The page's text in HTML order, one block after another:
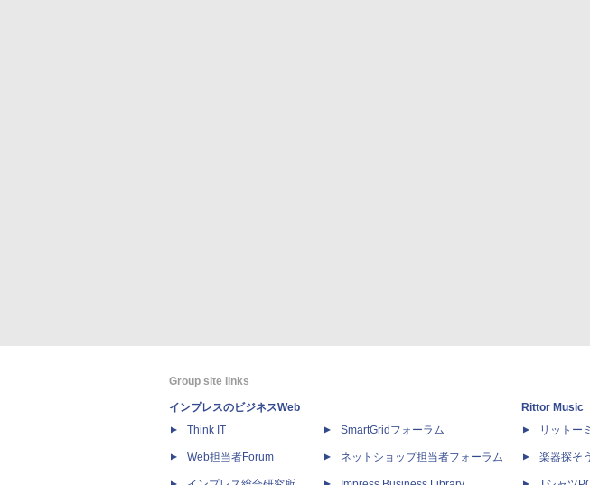
Group site links
インプレスのビジネスWeb
Think IT
Web担当者Forum
SmartGridフォーラム
ネットショップ担当者フォーラム
Rittor Music
リットー
楽器探そ